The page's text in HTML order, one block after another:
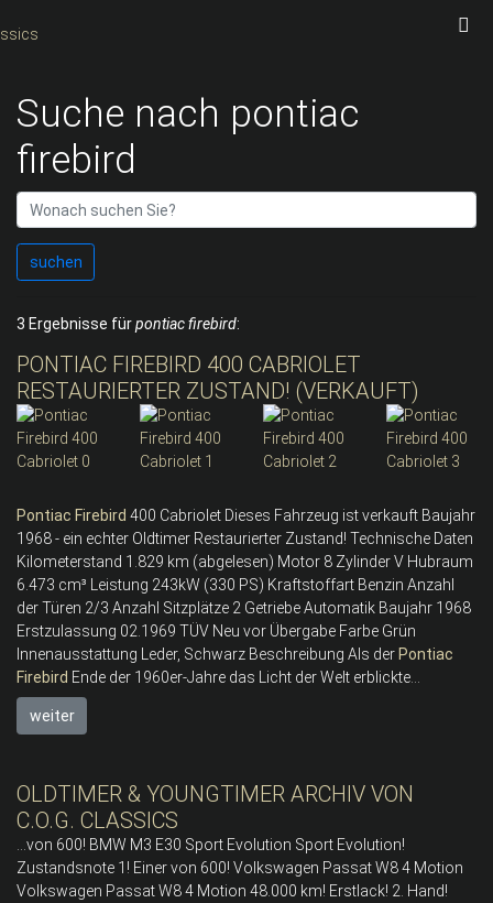
Suche nach pontiac
firebird
suchen
3 Ergebnisse fürpontiac firebird:
PONTIAC FIREBIRD 400 CABRIOLET
RESTAURIERTER ZUSTAND! (VERKAUFT)
Pontiac Firebird 400 Cabriolet Dieses Fahrzeug ist verkauft Baujahr
1968 - ein echter Oldtimer Restaurierter Zustand! Technische Daten
Kilometerstand 1.829 km (abgelesen) Motor 8 Zylinder V Hubraum
6.473 cm³ Leistung 243kW (330 PS) Kraftstoffart Benzin Anzahl
der Türen 2/3 Anzahl Sitzplätze 2 Getriebe Automatik Baujahr 1968
Erstzulassung 02.1969 TÜV Neu vor Übergabe Farbe Grün
Innenausstattung Leder, Schwarz Beschreibung Als der Pontiac
Firebird Ende der 1960er-Jahre das Licht der Welt erblickte...
weiter
OLDTIMER & YOUNGTIMER ARCHIV VON
C.O.G. CLASSICS
...von 600! BMW M3 E30 Sport Evolution Sport Evolution!
Zustandsnote 1! Einer von 600! Volkswagen Passat W8 4 Motion
Volkswagen Passat W8 4 Motion 48.000 km! Erstlack! 2. Hand!